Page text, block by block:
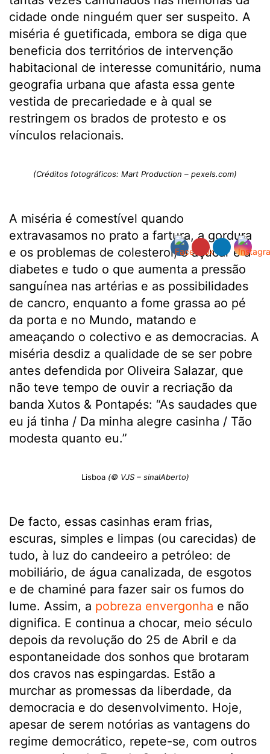
cidade onde ninguém quer ser suspeito. A
miséria é guetificada, embora se diga que
beneficia dos territórios de intervenção
habitacional de interesse comunitário, numa
geografia urbana que afasta essa gente
vestida de precariedade e à qual se
restringem os brados de protesto e os
vínculos relacionais.
(Créditos fotográficos: Mart Production – pexels.com)
A miséria é comestível quando
extravasamos no prato a fartura, a gordura
e os problemas de colesterol, o açúcar e a
diabetes e tudo o que aumenta a pressão
sanguínea nas artérias e as possibilidades
de cancro, enquanto a fome grassa ao pé
da porta e no Mundo, matando e
ameaçando o colectivo e as democracias. A
miséria desdiz a qualidade de se ser pobre
antes defendida por Oliveira Salazar, que
não teve tempo de ouvir a recriação da
banda Xutos & Pontapés: “As saudades que
eu já tinha / Da minha alegre casinha / Tão
modesta quanto eu.”
Lisboa (© VJS – sinalAberto)
De facto, essas casinhas eram frias,
escuras, simples e limpas (ou carecidas) de
tudo, à luz do candeeiro a petróleo: de
mobiliário, de água canalizada, de esgotos
e de chaminé para fazer sair os fumos do
lume. Assim, a pobreza envergonha e não
dignifica. E continua a chocar, meio século
depois da revolução do 25 de Abril e da
espontaneidade dos sonhos que brotaram
dos cravos nas espingardas. Estão a
murchar as promessas da liberdade, da
democracia e do desenvolvimento. Hoje,
apesar de serem notórias as vantagens do
regime democrático, repete-se, com outros